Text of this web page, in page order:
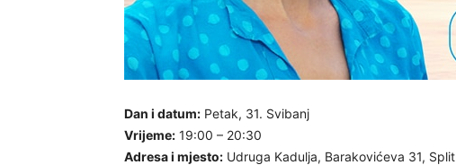
Dan i datum: Petak, 31. Svibanj
Vrijeme: 19:00 – 20:30
Adresa i mjesto: Udruga Kadulja, Barakovićeva 31, Split